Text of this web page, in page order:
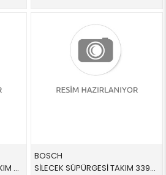
SİLECEK SÜPÜRGESİ ÖN TAKIM 3397118922 61615A87C97 61610420549 E87 2005-2012
BOSCH
SİLECEK SÜPÜRGESİ TAKIM 3397118955 61610431438 61610413628 E60 ÖN 2004-2011